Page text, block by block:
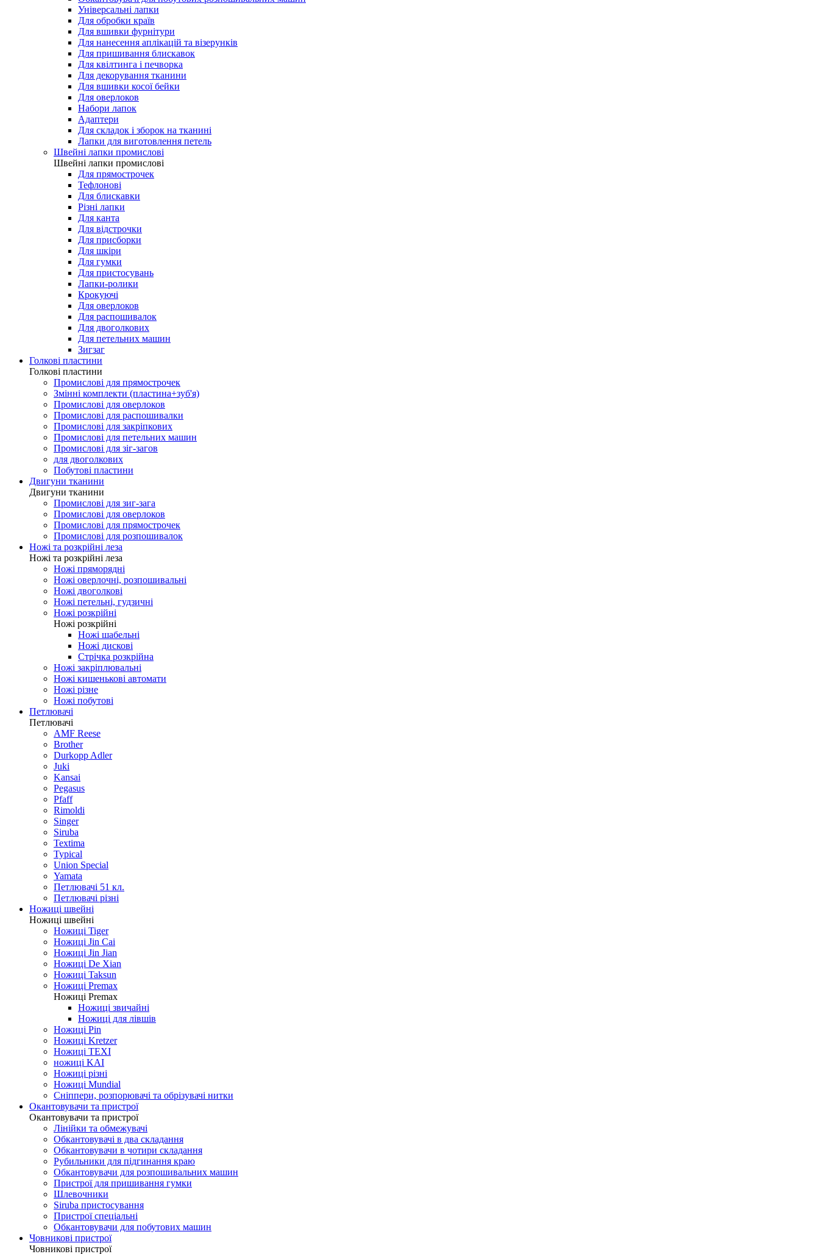
Лапки для побутових машин
Лапки для побутових машин
Обкантовувачі для побутових розпошивальних машин
Універсальні лапки
Для обробки країв
Для вшивки фурнітури
Для нанесення аплікацій та візерунків
Для пришивання блискавок
Для квілтинга і печворка
Для декорування тканини
Для вшивки косої бейки
Для оверлоков
Набори лапок
Адаптери
Для складок і зборок на тканині
Лапки для виготовлення петель
Швейні лапки промислові
Швейні лапки промислові
Для прямострочек
Тефлонові
Для блискавки
Різні лапки
Для канта
Для відстрочки
Для присборки
Для шкіри
Для гумки
Для пристосувань
Лапки-ролики
Крокуючі
Для оверлоков
Для распошивалок
Для двоголкових
Для петельних машин
Зигзаг
Голкові пластини
Голкові пластини
Промислові для прямострочек
Змінні комплекти (пластина+зуб'я)
Промислові для оверлоков
Промислові для распошивалки
Промислові для закріпкових
Промислові для петельних машин
Промислові для зіг-загов
для двоголкових
Побутові пластини
Двигуни тканини
Двигуни тканини
Промислові для зиг-зага
Промислові для оверлоков
Промислові для прямострочек
Промислові для розпошивалок
Ножі та розкрійні леза
Ножі та розкрійні леза
Ножі пряморядні
Ножі оверлочні, розпошивальні
Ножі двоголкові
Ножі петельні, гудзичні
Ножі розкрійні
Ножі розкрійні
Ножі шабельні
Ножі дискові
Стрічка розкрійна
Ножі закріплювальні
Ножі кишенькові автомати
Ножі різне
Ножі побутові
Петлювачі
Петлювачі
AMF Reese
Brother
Durkopp Adler
Juki
Kansai
Pegasus
Pfaff
Rimoldi
Singer
Siruba
Textima
Typical
Union Special
Yamata
Петлювачі 51 кл.
Петлювачі різні
Ножиці швейні
Ножиці швейні
Ножиці Tiger
Ножиці Jin Cai
Ножиці Jin Jian
Ножиці De Xian
Ножиці Taksun
Ножиці Premax
Ножиці Premax
Ножиці звичайні
Ножиці для лівшів
Ножиці Pin
Ножиці Kretzer
Ножиці TEXI
ножиці KAI
Ножиці різні
Ножиці Mundial
Сніппери, розпорювачі та обрізувачі нитки
Окантовувачи та пристрої
Окантовувачи та пристрої
Лінійки та обмежувачі
Обкантовувачі в два складання
Обкантовувачи в чотири складання
Рубильники для підгинання краю
Обкантовувачи для розпошивальних машин
Пристрої для пришивання гумки
Шлевочники
Siruba пристосування
Пристрої спеціальні